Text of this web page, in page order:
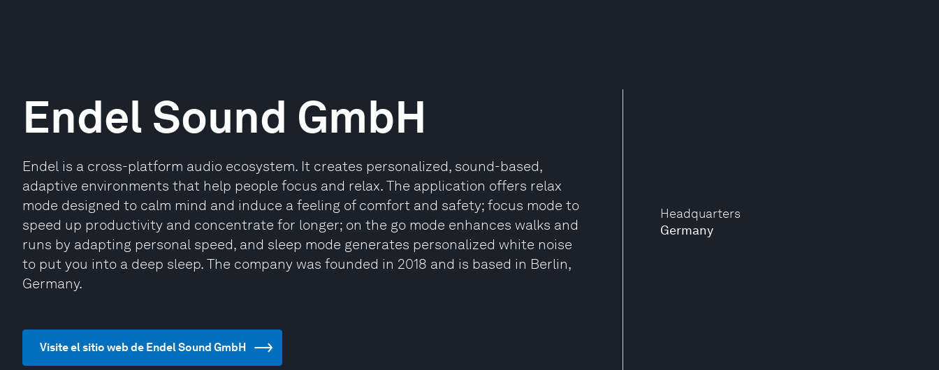
Headquarters
Germany
Endel Sound GmbH
Endel is a cross-platform audio ecosystem. It creates personalized, sound-based,
adaptive environments that help people focus and relax. The application offers relax
mode designed to calm mind and induce a feeling of comfort and safety; focus mode to
speed up productivity and concentrate for longer; on the go mode enhances walks and
runs by adapting personal speed, and sleep mode generates personalized white noise
to put you into a deep sleep. The company was founded in 2018 and is based in Berlin,
Germany.
Visite el sitio web de Endel Sound GmbH